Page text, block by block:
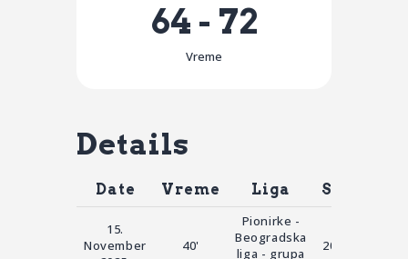
64 - 72
Vreme
Details
Date Vreme Liga Sezona
15.
November
40'
Pionirke -
Beogradska
liga - grupa
2025-2026